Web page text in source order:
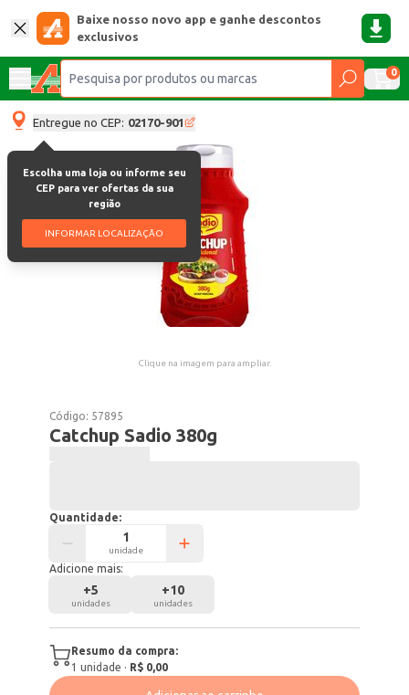
Baixe nosso novo app e ganhe descontos
exclusivos
0
Entregue no CEP: 02170-901
Escolha uma loja ou informe seu
CEP para ver ofertas da sua
região
INFORMAR LOCALIZAÇÃO
Clique na imagem para ampliar.
Código: 57895
Catchup Sadio 380g
Quantidade:
unidade
Adicione mais:
+5
unidades
+10
unidades
Resumo da compra:
1 unidade · R$ 0,00